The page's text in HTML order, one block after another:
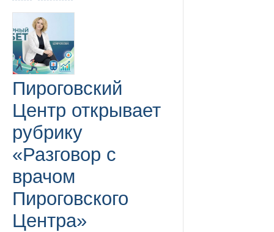
Пироговский
Центр открывает
рубрику
«Разговор с
врачом
Пироговского
Центра»